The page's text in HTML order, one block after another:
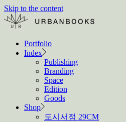
Skip to the content
Portfolio
Index
Publishing
Branding
Space
Edition
Goods
Shop
도시서점 29CM